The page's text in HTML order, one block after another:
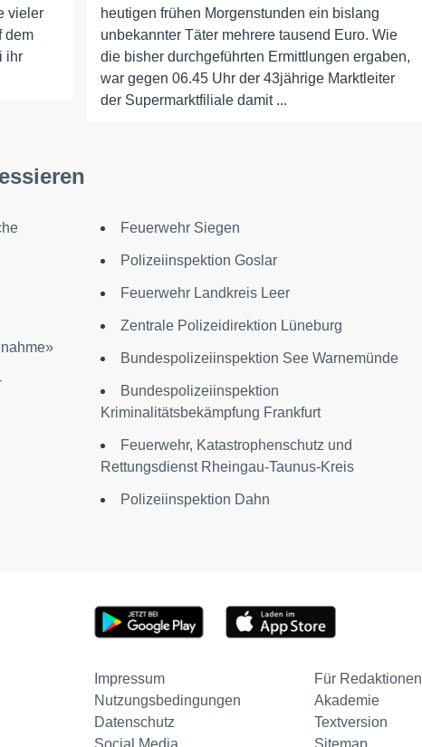
vieler
dem
ihr
heutigen frühen Morgenstunden ein bislang
unbekannter Täter mehrere tausend Euro. Wie
die bisher durchgeführten Ermittlungen ergaben,
war gegen 06.45 Uhr der 43jährige Marktleiter
der Supermarktfiliale damit ...
Feuerwehr Siegen
Polizeiinspektion Goslar
Feuerwehr Landkreis Leer
Zentrale Polizeidirektion Lüneburg
Bundespolizeiinspektion See Warnemünde
Bundespolizeiinspektion
Kriminalitätsbekämpfung Frankfurt
Feuerwehr, Katastrophenschutz und
Rettungsdienst Rheingau-Taunus-Kreis
Polizeiinspektion Dahn
Impressum Für Redaktionen
Nutzungsbedingungen
Akademie
Datenschutz
Textversion
Social Media
Sitemap